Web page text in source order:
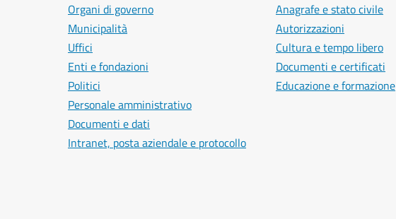
Organi di governo
Municipalità
Uffici
Enti e fondazioni
Politici
Personale amministrativo
Documenti e dati
Intranet, posta aziendale e protocollo
Anagrafe e stato civile
Autorizzazioni
Cultura e tempo libero
Documenti e certificati
Educazione e formazione